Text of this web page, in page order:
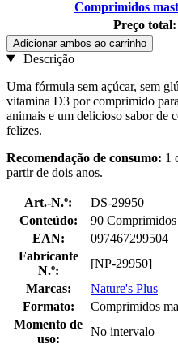
Comprimidos
Preço total:
Adicionar ambos ao carrinho
Descrição
Uma fórmula sem açúcar, sem
vitamina D3 por comprimido
animais e um delicioso sabor de
felizes.
Recomendação de consumo: 1
partir de dois anos.
Art.-N.º:
DS-29950
Conteúdo:
90
EAN:
097467299504
Fabricante
N.º:
[NP-29950]
Marcas:
Nature's Plus
Formato:
Comprimidos
Momento de
uso:
No intervalo